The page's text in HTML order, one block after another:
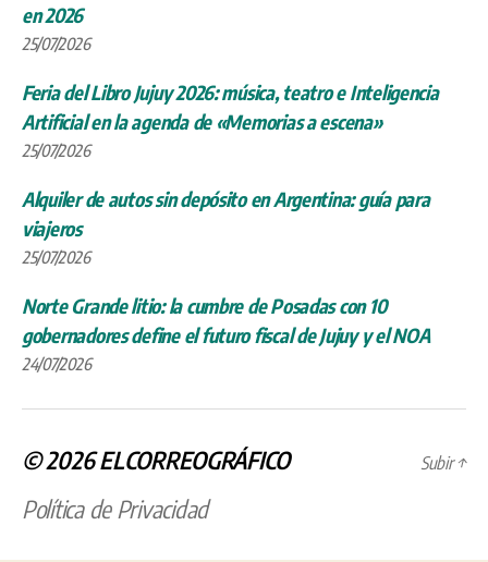
en 2026
25/07/2026
Feria del Libro Jujuy 2026: música, teatro e Inteligencia
Artificial en la agenda de «Memorias a escena»
25/07/2026
Alquiler de autos sin depósito en Argentina: guía para
viajeros
25/07/2026
Norte Grande litio: la cumbre de Posadas con 10
gobernadores define el futuro fiscal de Jujuy y el NOA
24/07/2026
© 2026ELCORREOGRÁFICO
Política de Privacidad
Subir↑